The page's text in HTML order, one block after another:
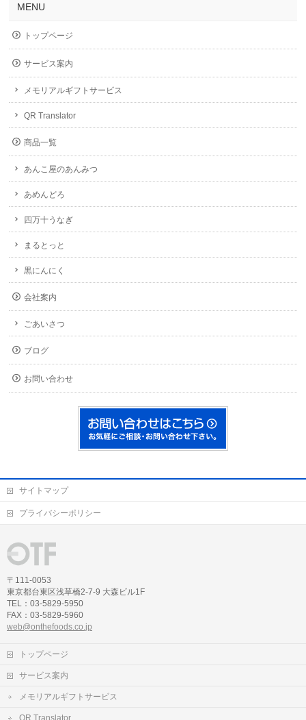
MENU
トップページ
サービス案内
メモリアルギフトサービス
QR Translator
商品一覧
あんこ屋のあんみつ
あめんどろ
四万十うなぎ
まるとっと
黒にんにく
会社案内
ごあいさつ
ブログ
お問い合わせ
サイトマップ
プライバシーポリシー
〒111-0053
東京都台東区浅草橋2-7-9 大森ビル1F
TEL：03-5829-5950
FAX：03-5829-5960
web@onthefoods.co.jp
トップページ
サービス案内
メモリアルギフトサービス
QR Translator